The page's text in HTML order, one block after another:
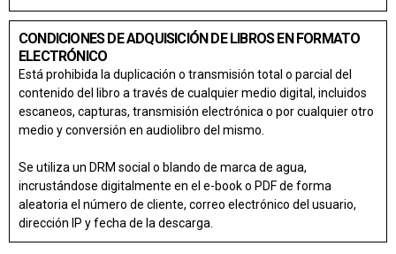
CONDICIONES DE ADQUISICIÓN DE LIBROS EN FORMATO
ELECTRÓNICO
Está prohibida la duplicación o transmisión total o parcial del
contenido del libro a través de cualquier medio digital, incluidos
escaneos, capturas, transmisión electrónica o por cualquier otro
medio y conversión en audiolibro del mismo.
Se utiliza un DRM social o blando de marca de agua,
incrustándose digitalmente en el e-book o PDF de forma
aleatoria el número de cliente, correo electrónico del usuario,
dirección IP y fecha de la descarga.